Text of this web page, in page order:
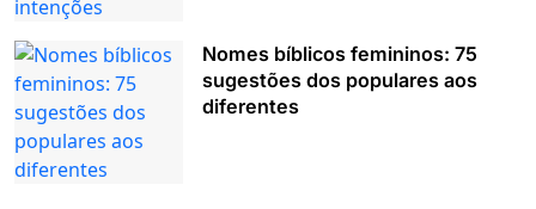
Nomes bíblicos femininos: 75
sugestões dos populares aos
diferentes